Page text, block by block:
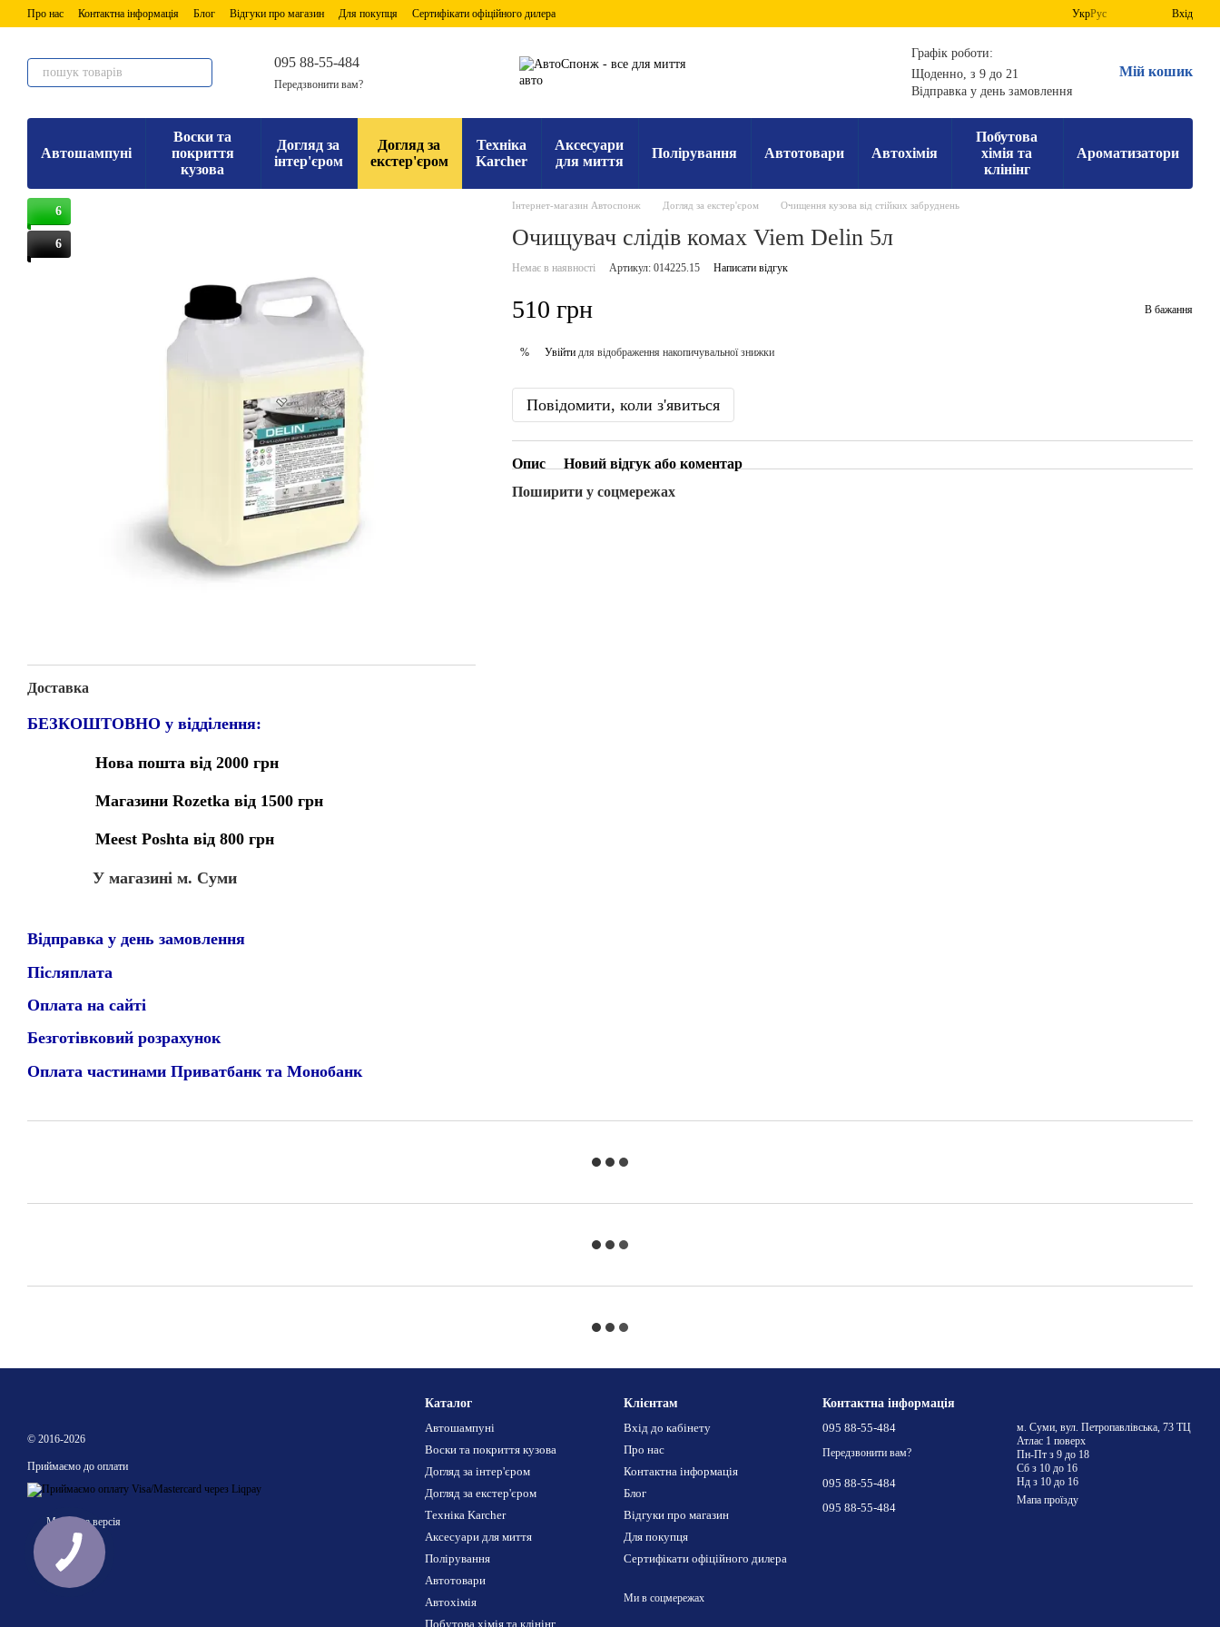
Перейти до основного контенту
Про нас Контактна інформація Блог Відгуки про магазин Для покупця Сертифікати офіційного дилера УкрРус Вхід
095 88-55-484
Передзвонити вам?
Графік роботи:
Щоденно, з 9 до 21
Відправка у день замовлення
Мій кошик
Автошампуні
Воски та
покриття
кузова
Догляд за
інтер'єром
Догляд за
екстер'єром
Техніка
Karcher
Аксесуари
для миття
Полірування Автотовари Автохімія
Побутова
хімія та
клінінг
Ароматизатори
6
6
Доставка
БЕЗКОШТОВНО у відділення:
Нова пошта від 2000 грн
Магазини Rozetka від 1500 грн
Meest Poshta від 800 грн
У магазині м. Суми
Відправка у день замовлення
Післяплата
Оплата на сайті
Безготівковий розрахунок
Оплата частинами Приватбанк та Монобанк
Інтернет-магазин Автоспонж Догляд за екстер'єром Очищення кузова від стійких забруднень
Очищувач слідів комах Viem Delin 5л
Немає в наявності Артикул: 014225.15 Написати відгук
510 грн В бажання
% Увійтидля відображення накопичувальної знижки
Повідомити, коли з'явиться
Опис
Новий відгук або коментар
Поширити у соцмережах
© 2016-2026
Приймаємо до оплати
Мобільна версія
Каталог
Автошампуні
Воски та покриття кузова
Догляд за інтер'єром
Догляд за екстер'єром
Техніка Karcher
Аксесуари для миття
Полірування
Автотовари
Автохімія
Побутова хімія та клінінг
Клієнтам
Вхід до кабінету
Про нас
Контактна інформація
Блог
Відгуки про магазин
Для покупця
Сертифікати офіційного дилера
Ми в соцмережах
Контактна інформація
095 88-55-484
Передзвонити вам?
095 88-55-484
095 88-55-484
м. Суми, вул. Петропавлівська, 73 ТЦ
Атлас 1 поверх
Пн-Пт з 9 до 18
Сб з 10 до 16
Нд з 10 до 16
Мапа проїзду